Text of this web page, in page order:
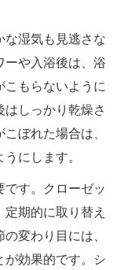
な湿気も見逃さな
ーや入浴後は、浴
こもらないように
はしっかり乾燥さ
ぼれた場合は、
にします。
です。クローゼッ
定期的に取り替え
変わり目には、
が効果的です。シ